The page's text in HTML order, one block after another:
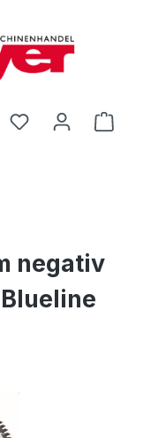
Du hast 0
negativ